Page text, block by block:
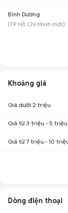
Bình Dương
(TP Hồ Chí Minh mới)
Khoảng giá
Giá dưới 2 triệu
Giá từ 3 triệu - 5 triệu
Giá từ 7 triệu - 10
Dòng điện thoại